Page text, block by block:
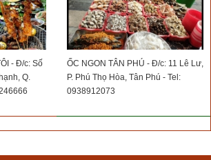
- Đ/c: Số
Q.
ỐC NGON TÂN PHÚ - Đ/c: 11 Lê Lư,
P. Phú Thọ Hòa, Tân Phú - Tel:
0938912073